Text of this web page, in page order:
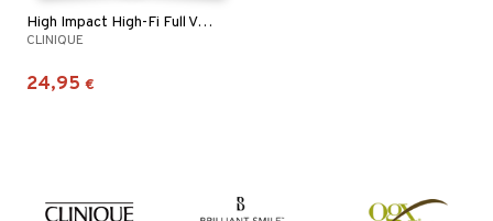
High Impact High-Fi Full Volume Travel Mascara
CLINIQUE
24,95 €